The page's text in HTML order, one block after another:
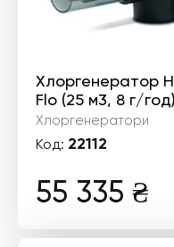
Хлоргенератор
Flo (25 м3, 8 г/год)
Хлоргенератори
Код: 22112
55 335 ₴